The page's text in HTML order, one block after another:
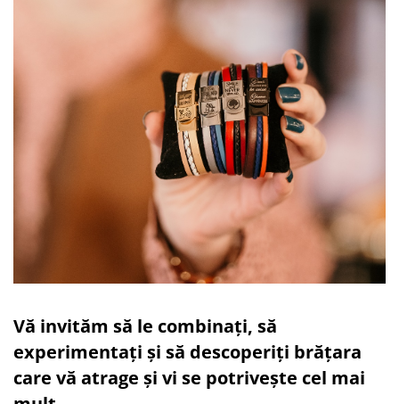
Vă invităm să le combinați, să
experimentați și să descoperiți brățara
care vă atrage și vi se potrivește cel mai